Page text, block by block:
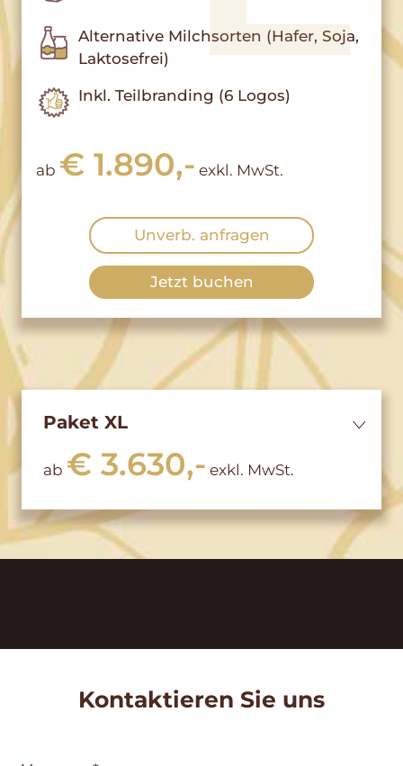
Alternative Milchsorten (Hafer, Soja,
Laktosefrei)
Inkl. Teilbranding (6 Logos)
ab € 1.890,- exkl. MwSt.
Unverb. anfragen
Jetzt buchen
Paket XL
ab € 3.630,- exkl. MwSt.
Kontaktieren Sie uns